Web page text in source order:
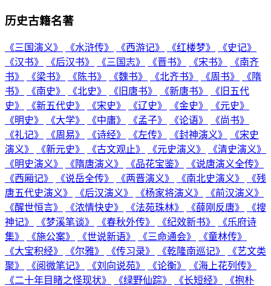
历史古籍名著
《三国演义》 《水浒传》 《西游记》 《红楼梦》
《史记》
《汉书》
《后汉书》 《三国志》 《晋书》 《宋书》
《南齐
书》
《梁书》 《陈书》 《魏书》 《北齐书》 《周书》
《隋
书》
《南史》 《北史》 《旧唐书》 《新唐书》
《旧五代
史》
《新五代史》 《宋史》 《辽史》 《金史》
《元史》
《明史》
《大学》 《中庸》 《孟子》 《论语》
《尚书》
《礼记》
《周易》 《诗经》 《左传》 《封神演义》
《宋史
演义》
《新元史》 《古文观止》 《元史演义》
《清史演义》
《明史演义》
《隋唐演义》 《品花宝鉴》
《说唐演义全传》
《西厢记》
《说岳全传》 《两晋演义》 《南北史演义》
《残
唐五代史演义》
《后汉演义》 《杨家将演义》
《前汉演义》
《醒世恒言》
《浓情快史》 《法苑珠林》 《薛刚反唐》
《搜
神记》
《梦溪笔谈》 《春秋外传》 《纪效新书》
《乐府诗
集》
《施公案》 《世说新语》 《三命通会》
《童林传》
《大宝积经》
《尔雅》 《传习录》 《乾隆南巡记》
《艺文类
聚》
《阅微笔记》 《刘向说苑》 《论衡》
《海上花列传》
《二十年目睹之怪现状》
《绿野仙踪》 《长短经》
《抱朴